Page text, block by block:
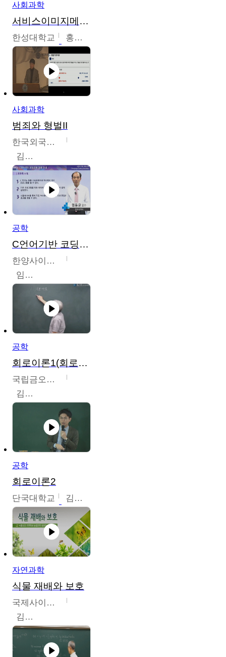
사회과학
서비스이미지메이킹
한성대학교 홍수남
사회과학
범죄와 형벌II
한국외국어대학교
김현수
공학
C언어기반 코딩교육
한양사이버대학교
임동균
공학
회로이론1(회로이론1, 회로이론2, 전자회로1)
국립금오공과대학교
김명식
공학
회로이론2
단국대학교 김현식
자연과학
식물 재배와 보호
국제사이버대학교
김완수